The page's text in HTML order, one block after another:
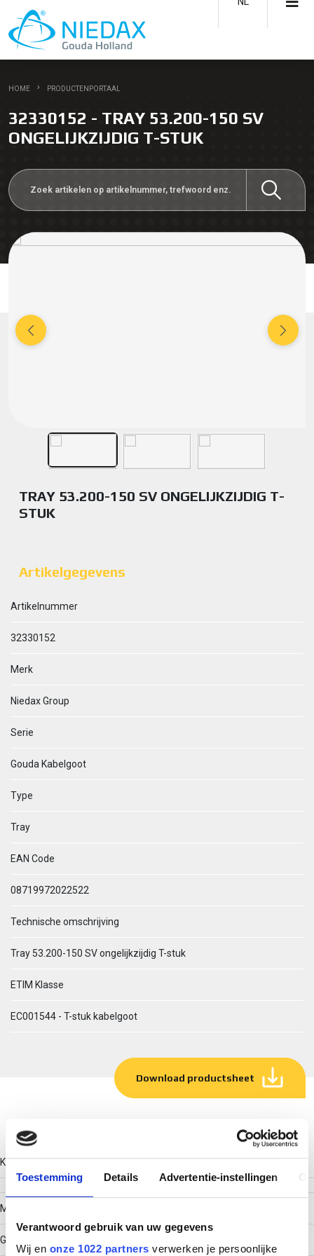
Toestemming Details Advertentie-instellingen
Verantwoord gebruik van uw gegevens
Wij en onze 1022 partners verwerken je persoonlijke
HOME PRODUCTENPORTAAL
32330152 - TRAY 53.200-150 SV
ONGELIJKZIJDIG T-STUK
TRAY 53.200-150 SV ONGELIJKZIJDIG T-
STUK
Artikelgegevens
Artikelnummer
32330152
Merk
Niedax Group
Serie
Gouda Kabelgoot
Type
Tray
EAN Code
08719972022522
Technische omschrijving
Tray 53.200-150 SV ongelijkzijdig T-stuk
ETIM Klasse
EC001544 - T-stuk kabelgoot
Download productsheet
Technische gegevens
Kleur
Model
Geïntegreerde verbinder